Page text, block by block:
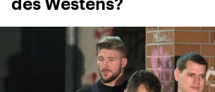
des Westens?